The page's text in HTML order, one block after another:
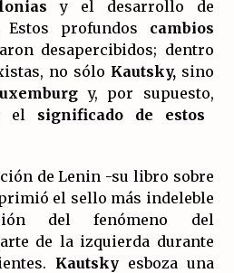
y el desarrollo de
Estos profundos cambios
desapercibidos; dentro
no sólo Kautsky, sino
y, por supuesto,
el significado de estos
de Lenin -su libro sobre
el sello más indeleble
del fenómeno del
de la izquierda durante
Kautskyesboza una